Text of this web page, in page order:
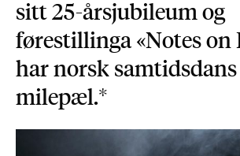
sitt 25-årsjubileum og
førestillinga «Notes on
har norsk
milepæl.*